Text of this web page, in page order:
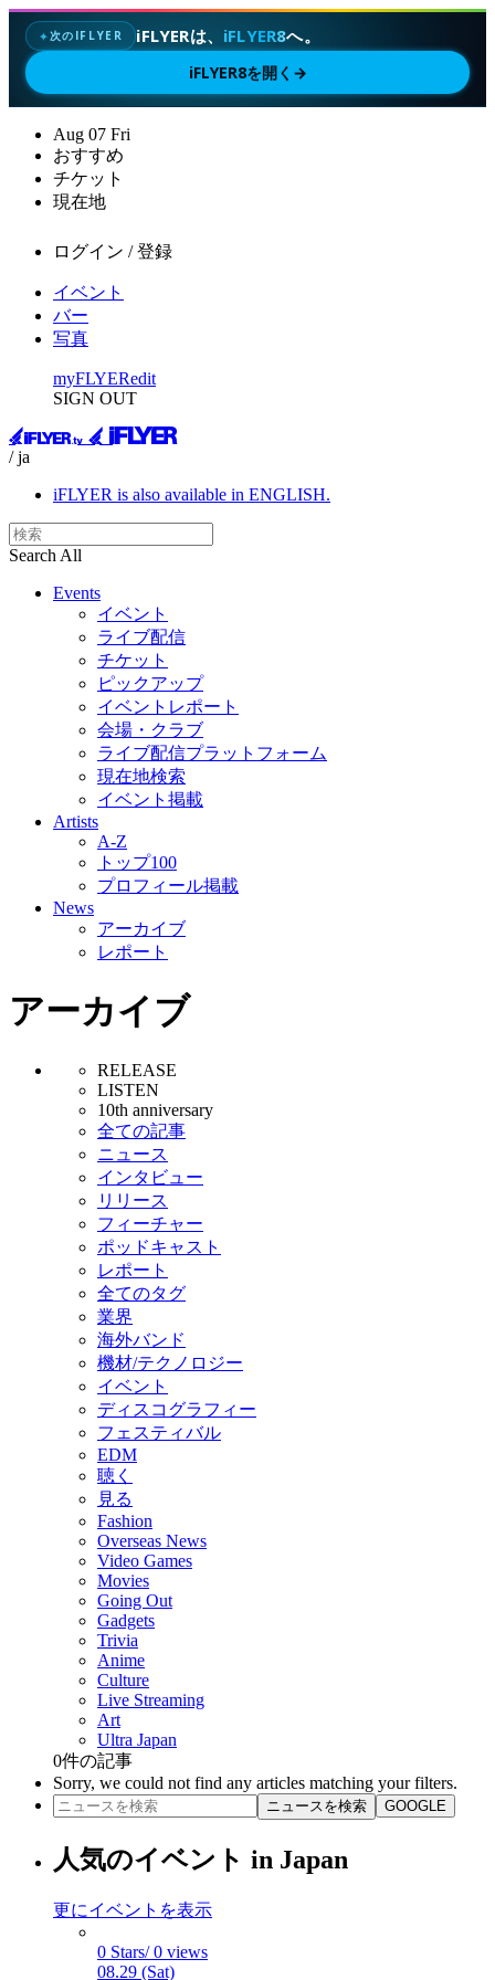
✦次のIFLYER iFLYERは、 iFLYER8へ。
iFLYER8を開く →
Aug 07 Fri
おすすめ
チケット
現在地
ログイン / 登録
イベント
バー
写真
myFLYERedit
SIGN OUT
/ ja
iFLYER is also available in ENGLISH.
Search All
Events
イベント
ライブ配信
チケット
ピックアップ
イベントレポート
会場・クラブ
ライブ配信プラットフォーム
現在地検索
イベント掲載
Artists
A-Z
トップ100
プロフィール掲載
News
アーカイブ
レポート
アーカイブ
RELEASE
LISTEN
10th anniversary
全ての記事
ニュース
インタビュー
リリース
フィーチャー
ポッドキャスト
レポート
全てのタグ
業界
海外バンド
機材/テクノロジー
イベント
ディスコグラフィー
フェスティバル
EDM
聴く
見る
Fashion
Overseas News
Video Games
Movies
Going Out
Gadgets
Trivia
Anime
Culture
Live Streaming
Art
Ultra Japan
0件の記事
Sorry, we could not find any articles matching your filters.
ニュースを検索 GOOGLE
人気のイベント in Japan
更にイベントを表示
0 Stars/ 0 views
08.29 (Sat)